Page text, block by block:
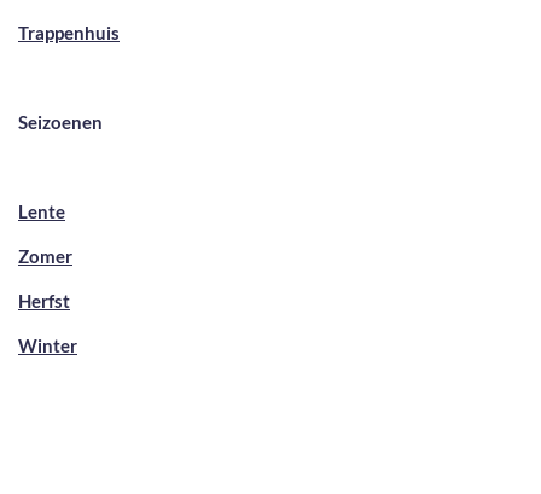
Trappenhuis
Seizoenen
Lente
Zomer
Herfst
Winter